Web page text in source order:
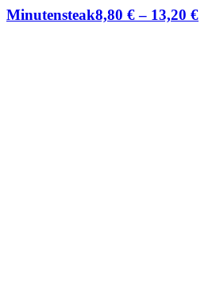
Minutensteak8,80 €– 13,20 €